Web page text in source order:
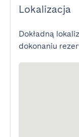
Lokalizacja
Dokładną
dokonaniu